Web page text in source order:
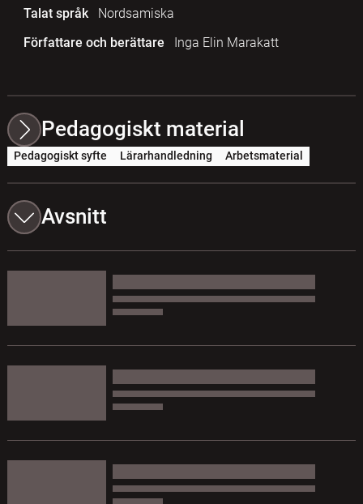
Talat språk
Nordsamiska
Författare och berättare
Inga Elin Marakatt
Pedagogiskt material
Pedagogiskt syfte Lärarhandledning Arbetsmaterial
Avsnitt